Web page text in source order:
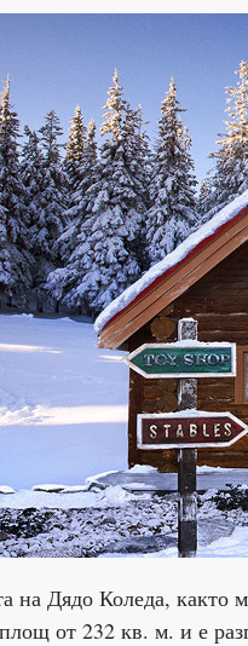
на Дядо Коледа, както
от 232 кв. м. и е